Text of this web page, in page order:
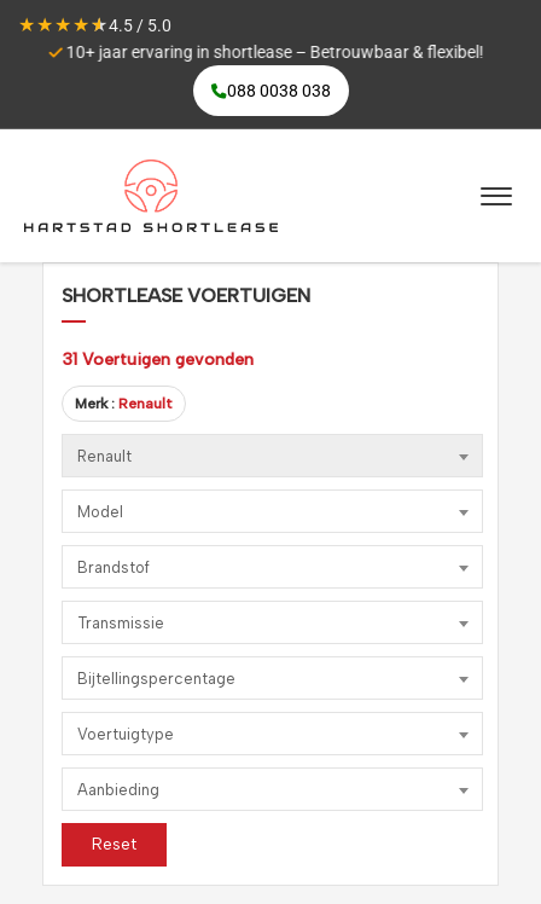
★★★★★4.5 / 5.0
Maximale flexibiliteit
088 0038 038
SHORTLEASE VOERTUIGEN
31 Voertuigen gevonden
Merk : Renault
Renault
Model
Brandstof
Transmissie
Bijtellingspercentage
Voertuigtype
Aanbieding
Reset